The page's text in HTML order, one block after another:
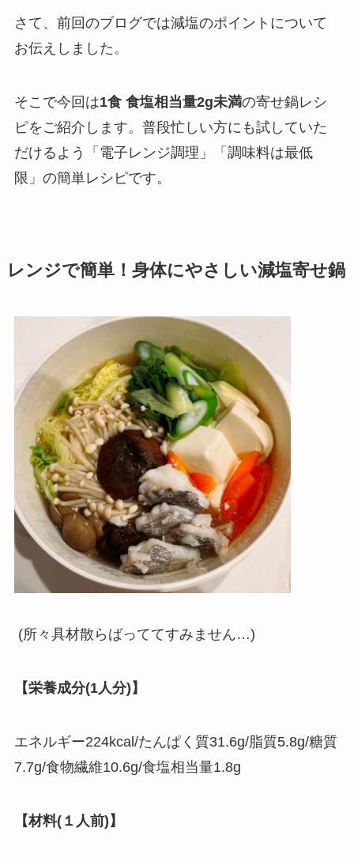
さて、前回のブログでは減塩のポイントについて
お伝えしました。
そこで今回は1食 食塩相当量2g未満の寄せ鍋レシ
ピをご紹介します。普段忙しい方にも試していた
だけるよう「電子レンジ調理」「調味料は最低
限」の簡単レシピです。
レンジで簡単！身体にやさしい減塩寄せ鍋
(所々具材散らばっててすみません…)
【栄養成分(1人分)】
エネルギー224kcal/たんぱく質31.6g/脂質5.8g/糖質
7.7g/食物繊維10.6g/食塩相当量1.8g
【材料(１人前)】